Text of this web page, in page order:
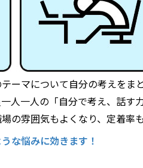
ーマについて自分の考えをま
人一人の「自分で考え、話す
の雰囲気もよくなり、定着率も
な悩みに効きます！